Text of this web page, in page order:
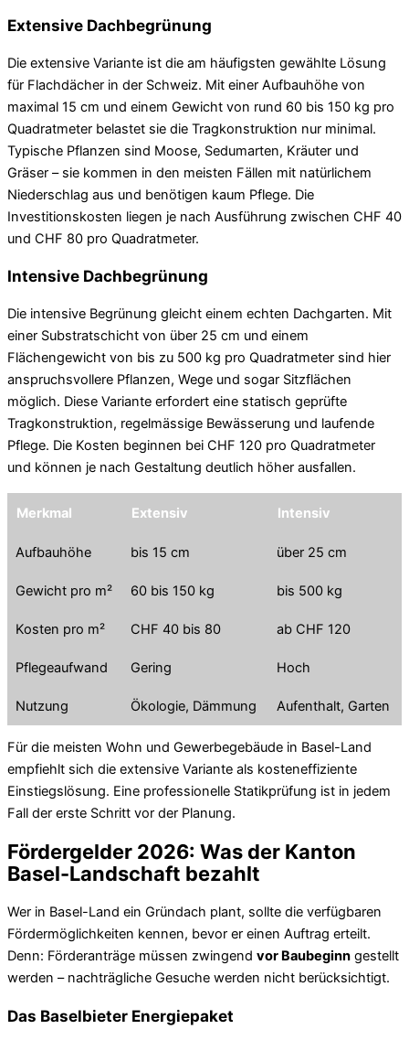
Extensive Dachbegrünung
Die extensive Variante ist die am häufigsten gewählte Lösung
für Flachdächer in der Schweiz. Mit einer Aufbauhöhe von
maximal 15 cm und einem Gewicht von rund 60 bis 150 kg pro
Quadratmeter belastet sie die Tragkonstruktion nur minimal.
Typische Pflanzen sind Moose, Sedumarten, Kräuter und
Gräser – sie kommen in den meisten Fällen mit natürlichem
Niederschlag aus und benötigen kaum Pflege. Die
Investitionskosten liegen je nach Ausführung zwischen CHF 40
und CHF 80 pro Quadratmeter.
Intensive Dachbegrünung
Die intensive Begrünung gleicht einem echten Dachgarten. Mit
einer Substratschicht von über 25 cm und einem
Flächengewicht von bis zu 500 kg pro Quadratmeter sind hier
anspruchsvollere Pflanzen, Wege und sogar Sitzflächen
möglich. Diese Variante erfordert eine statisch geprüfte
Tragkonstruktion, regelmässige Bewässerung und laufende
Pflege. Die Kosten beginnen bei CHF 120 pro Quadratmeter
und können je nach Gestaltung deutlich höher ausfallen.
Merkmal Extensiv Intensiv
Aufbauhöhe bis 15 cm über 25 cm
Gewicht pro m² 60 bis 150 kg bis 500 kg
Kosten pro m² CHF 40 bis 80 ab CHF 120
Pflegeaufwand Gering Hoch
Nutzung Ökologie, Dämmung Aufenthalt, Garten
Für die meisten Wohn und Gewerbegebäude in Basel-Land
empfiehlt sich die extensive Variante als kosteneffiziente
Einstiegslösung. Eine professionelle Statikprüfung ist in jedem
Fall der erste Schritt vor der Planung.
Fördergelder 2026: Was der Kanton
Basel-Landschaft bezahlt
Wer in Basel-Land ein Gründach plant, sollte die verfügbaren
Fördermöglichkeiten kennen, bevor er einen Auftrag erteilt.
Denn: Förderanträge müssen zwingend vor Baubeginn gestellt
werden – nachträgliche Gesuche werden nicht berücksichtigt.
Das Baselbieter Energiepaket